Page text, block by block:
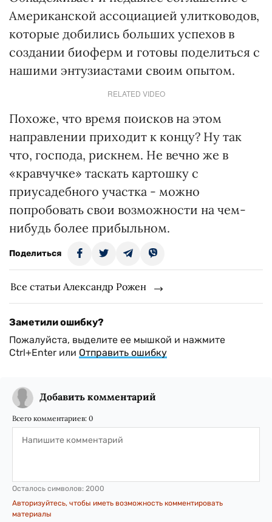
Американской ассоциацией улитководов,
которые добились больших успехов в
создании биоферм и готовы поделиться с
нашими энтузиастами своим опытом.
RELATED VIDEO
Похоже, что время поисков на этом
направлении приходит к концу? Ну так
что, господа, рискнем. Не вечно же в
«кравчучке» таскать картошку с
приусадебного участка - можно
попробовать свои возможности на чем-
нибудь более прибыльном.
Поделиться
Все статьи Александр Рожен
Заметили ошибку?
Пожалуйста, выделите ее мышкой и нажмите
Ctrl+Enter или Отправить ошибку
Добавить комментарий
Всего комментариев: 0
Осталось символов: 2000
Авторизуйтесь, чтобы иметь возможность комментировать
материалы